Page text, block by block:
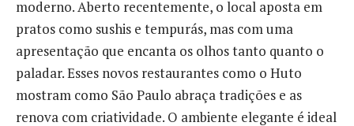
moderno. Aberto recentemente, o local aposta em
pratos como sushis e tempurás, mas com uma
apresentação que encanta os olhos tanto quanto o
paladar. Esses novos restaurantes como o Huto
mostram como São Paulo abraça tradições e as
renova com criatividade. O ambiente elegante é ideal